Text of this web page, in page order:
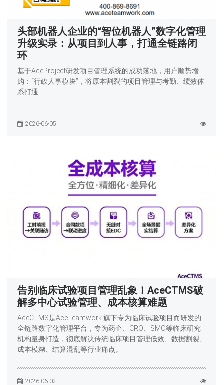
头部机器人企业的“智位机器人”数字化管理
升级实录：从项目到人事，打通全链路闭
环
基于AceProject研发项目管理系统的成功落地，用户顺势增
购：“行政人事模块”，将原本割裂的项目管理与考勤、绩效体
系打通……
2026-06-05
告别临床试验项目管理乱象！AceCTMS破
解多中心试验管理、成本核算难题
AceCTMS是AceTeamwork 旗下专为临床试验项目而研发的
全链路数字化管理平台，专为药企、CRO、SMO等临床研究
机构量身打造，彻底解决传统临床项目管理低效、数据割裂、
成本模糊、结算混乱等行业痛点。
2026-06-02